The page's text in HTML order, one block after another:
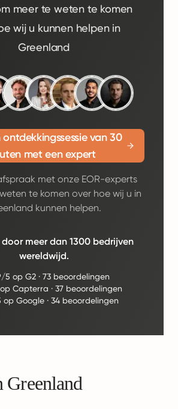
meer te weten te komen
wij u kunnen helpen in
Greenland
ontdekkingssessie van 30
met een expert
met onze EOR-experts
te komen over hoe wij u in
kunnen helpen.
meer dan 1300 bedrijven
wereldwijd.
5 op G2· 73 beoordelingen
Capterra · 37 beoordelingen
op Google ·34 beoordelingen